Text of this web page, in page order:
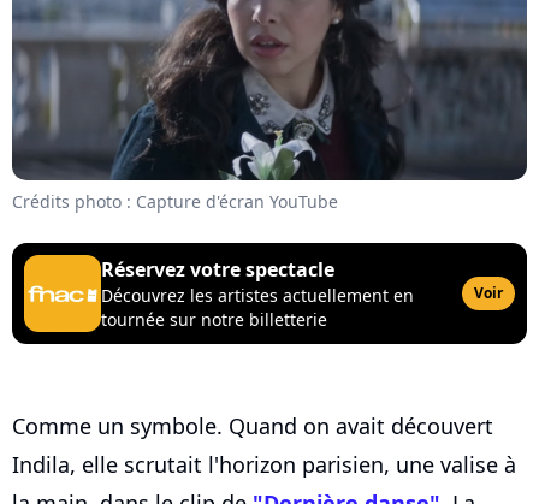
Crédits photo : Capture d'écran YouTube
Réservez votre spectacle
Découvrez les artistes actuellement en
tournée sur notre billetterie
Voir
Comme un symbole. Quand on avait découvert
Indila, elle scrutait l'horizon parisien, une valise à